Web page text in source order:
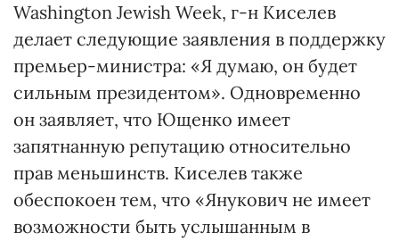
Washington Jewish Week, г-н Киселев
делает следующие заявления в поддержку
премьер-министра: «Я думаю, он будет
сильным президентом». Одновременно
он заявляет, что Ющенко имеет
запятнанную репутацию относительно
прав меньшинств. Киселев также
обеспокоен тем, что «Янукович не имеет
возможности быть услышанным в